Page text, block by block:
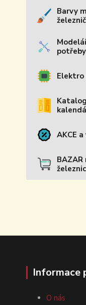
Barvy
potřeby
AKCE
Informace
O nás